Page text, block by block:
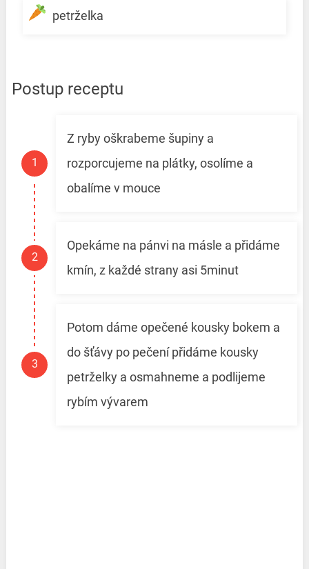
petrželka
Postup receptu
Z ryby oškrabeme šupiny a
rozporcujeme na plátky, osolíme a
obalíme v mouce
Opekáme na pánvi na másle a přidáme
kmín, z každé strany asi 5minut
Potom dáme opečené kousky bokem a
do šťávy po pečení přidáme kousky
petrželky a osmahneme a podlijeme
rybím vývarem